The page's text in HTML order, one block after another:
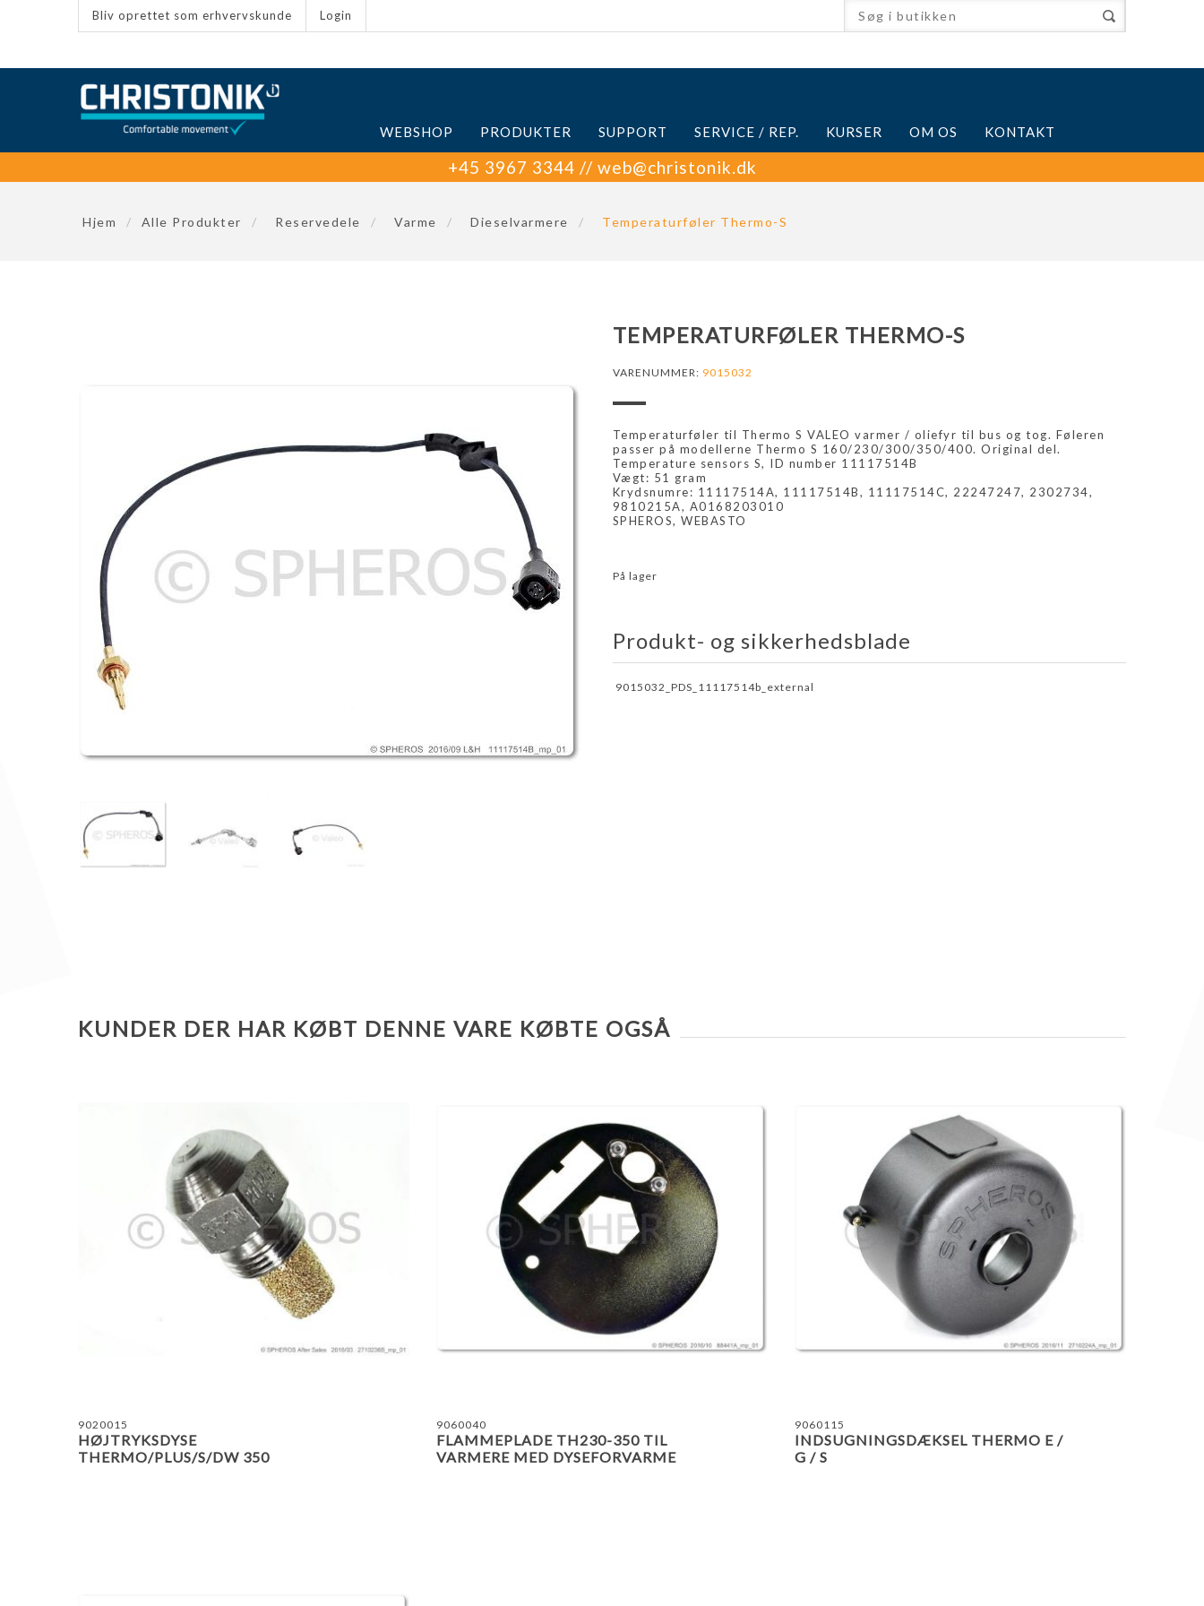
Bliv oprettet som erhvervskunde Login
WEBSHOP PRODUKTER SUPPORT SERVICE / REP. KURSER OM OS KONTAKT
+45 3967 3344 // web@christonik.dk
Hjem / Alle Produkter / Reservedele / Varme / Dieselvarmere / Temperaturføler Thermo-S
TEMPERATURFØLER THERMO-S
VARENUMMER: 9015032
Temperaturføler til Thermo S VALEO varmer / oliefyr til bus og tog. Føleren
passer på modellerne Thermo S 160/230/300/350/400. Original del.
Temperature sensors S, ID number 11117514B
Vægt: 51 gram
Krydsnumre: 11117514A, 11117514B, 11117514C, 22247247, 2302734,
9810215A, A0168203010
SPHEROS, WEBASTO
På lager
Produkt- og sikkerhedsblade
9015032_PDS_11117514b_external
KUNDER DER HAR KØBT DENNE VARE KØBTE OGSÅ
TILFØJ TIL SAMMENLIGNING LISTE
9020015
HØJTRYKSDYSE
THERMO/PLUS/S/DW 350
TILFØJ TIL SAMMENLIGNING LISTE
9060040
FLAMMEPLADE TH230-350 TIL
VARMERE MED DYSEFORVARME
9060115
INDSUGNINGSDÆKSEL THERMO E /
G / S